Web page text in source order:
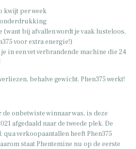
kwijt per week
(want bij afvallen wordt je vaak lusteloos,
voor extra energie!)
je in een vet verbrandende machine die 24
behalve gewicht. Phen375 werkt!
onbetwiste winnaar was, is deze
afgedaald naar de tweede plek. De
verkoopaantallen heeft Phen375
staat Phentemine nu op de eerste